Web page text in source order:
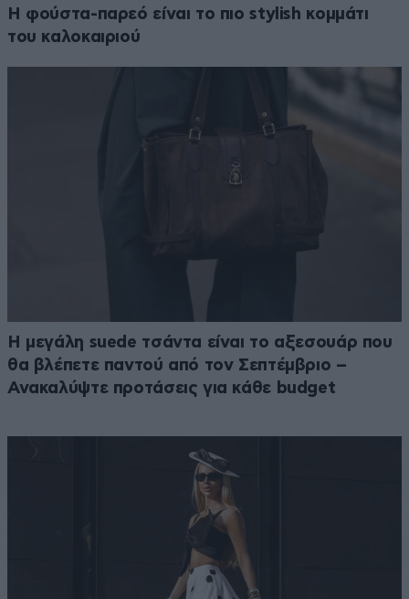
Η φούστα-παρεό είναι το πιο stylish κομμάτι
του καλοκαιριού
Η μεγάλη suede τσάντα είναι το αξεσουάρ που
θα βλέπετε παντού από τον Σεπτέμβριο –
Ανακαλύψτε προτάσεις για κάθε budget